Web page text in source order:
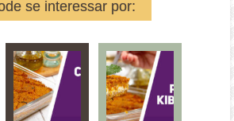
se interessar por: